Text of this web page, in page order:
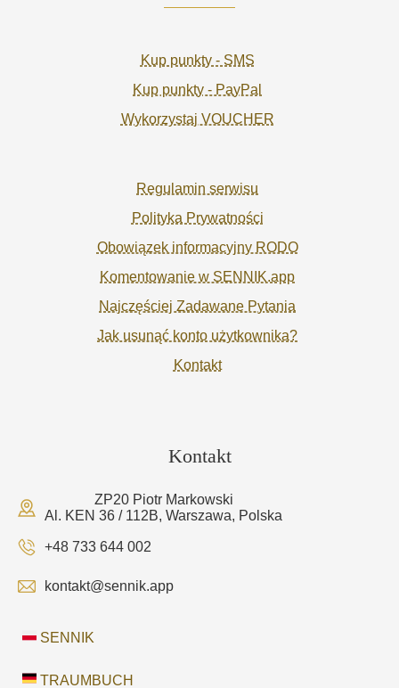
Kup punkty - SMS
Kup punkty - PayPal
Wykorzystaj VOUCHER
Regulamin serwisu
Polityka Prywatności
Obowiązek informacyjny RODO
Komentowanie w SENNIK.app
Najczęściej Zadawane Pytania
Jak usunąć konto użytkownika?
Kontakt
Kontakt
ZP20 Piotr Markowski
Al. KEN 36 / 112B, Warszawa, Polska
+48 733 644 002
kontakt@sennik.app
SENNIK
TRAUMBUCH